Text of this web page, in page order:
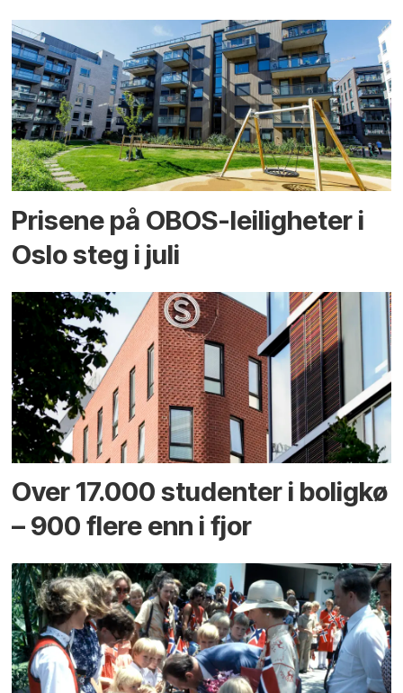
Prisene på OBOS-leiligheter i
Oslo steg i juli
Over 17.000 studenter i boligkø
– 900 flere enn i fjor